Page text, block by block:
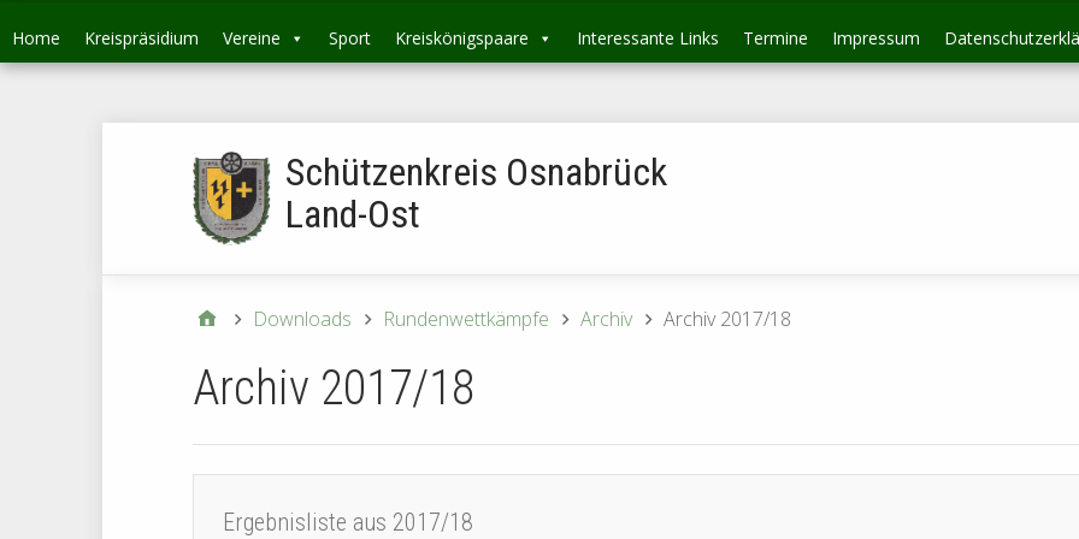
Home Kreispräsidium Vereine Sport Kreiskönigspaare Interessante Links Termine Impressum
Schützenkreis Osnabrück
Land-Ost
Downloads Rundenwettkämpfe Archiv Archiv 2017/18
Archiv 2017/18
Ergebnisliste aus 2017/18